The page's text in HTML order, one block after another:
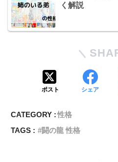
く解説
ポスト シェア
CATEGORY :性格
TAGS :
闘の龍 性格